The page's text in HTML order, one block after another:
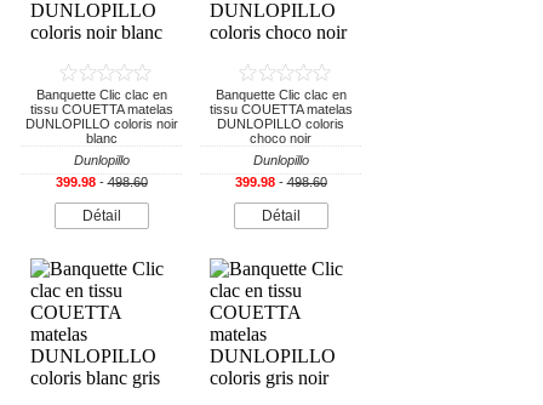
Banquette Clic clac en
tissu COUETTA matelas
DUNLOPILLO coloris noir
blanc
Dunlopillo
399.98-498.60
Détail
Banquette Clic clac en
tissu COUETTA matelas
DUNLOPILLO coloris
choco noir
Dunlopillo
399.98-498.60
Détail